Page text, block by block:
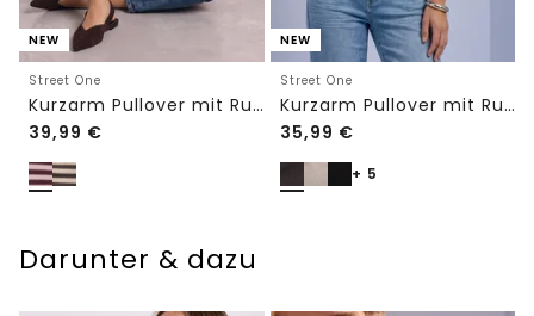
NEW
Street One
Kurzarm Pullover mit Rundhals und Streifen
39,99 €
NEW
Street One
Kurzarm Pullover mit Rundhals in Unifarbe
35,99 €
+ 5
Darunter & dazu